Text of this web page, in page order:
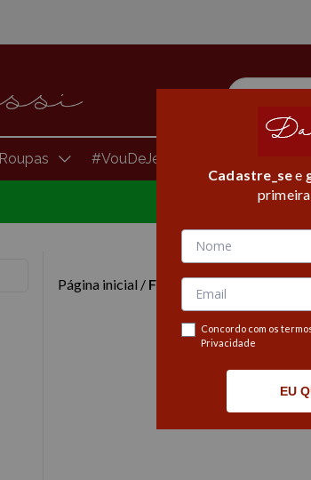
Roupas #VouDeJeans
Página inicial / Fitness/Blusas fitness/
Cadastre_see
Concordo com os
Privacidade
EU